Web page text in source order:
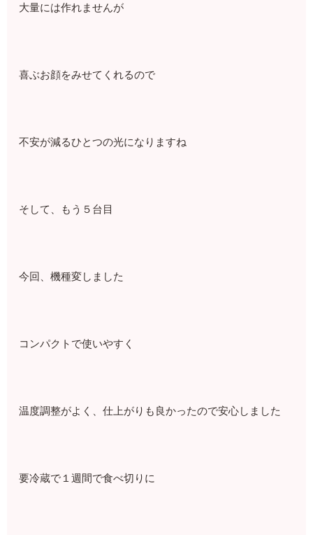
⁡大量には作れませんが
⁡喜ぶお顔をみせてくれるので⁡
⁡⁡⁡不安が減るひとつの光になりますね
そして、⁡もう５台目⁡
今回、機種変しました⁡⁡
⁡コンパクトで使いやすく⁡
温度調整がよく、⁡仕上がりも良かったので安心しました
要冷蔵で１週間で食べ切りに⁡